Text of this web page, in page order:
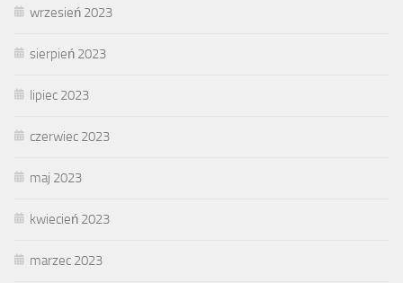
wrzesień 2023
sierpień 2023
lipiec 2023
czerwiec 2023
maj 2023
kwiecień 2023
marzec 2023